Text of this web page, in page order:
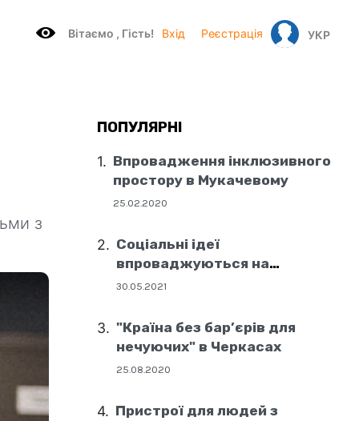
Вітаємo , Гість! Вхід Реєстрація УКР
з
ПОПУЛЯРНІ
Впровадження інклюзивного
простору в Мукачевому
25.02.2020
Соціальні ідеї
впроваджуються на
державному рівні
30.05.2021
"Країна без бар’єрів для
нечуючих" в Черкасах
25.08.2020
Пристрої для людей з